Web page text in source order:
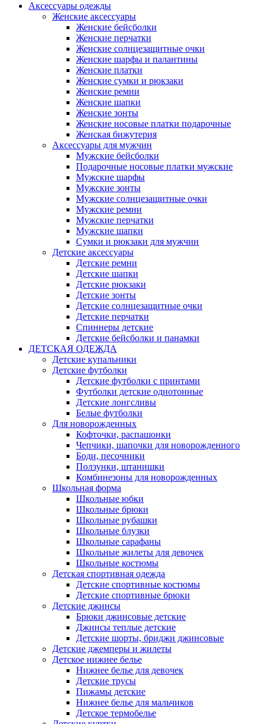
Аксессуары одежды
Женские аксессуары
Женские бейсболки
Женские перчатки
Женские солнцезащитные очки
Женские шарфы и палантины
Женские платки
Женские сумки и рюкзаки
Женские ремни
Женские шапки
Женские зонты
Женские носовые платки подарочные
Женская бижутерия
Аксессуары для мужчин
Мужские бейсболки
Подарочные носовые платки мужские
Мужские шарфы
Мужские зонты
Мужские солнцезащитные очки
Мужские ремни
Мужские перчатки
Мужские шапки
Сумки и рюкзаки для мужчин
Детские аксессуары
Детские ремни
Детские шапки
Детские рюкзаки
Детские зонты
Детские солнцезащитные очки
Детские перчатки
Спиннеры детские
Детские бейсболки и панамки
ДЕТСКАЯ ОДЕЖДА
Детские купальники
Детские футболки
Детские футболки с принтами
Футболки детские однотонные
Детские лонгсливы
Белые футболки
Для новорожденных
Кофточки, распашонки
Чепчики, шапочки для новорожденного
Боди, песочники
Ползунки, штанишки
Комбинезоны для новорожденных
Школьная форма
Школьные юбки
Школьные брюки
Школьные рубашки
Школьные блузки
Школьные сарафаны
Школьные жилеты для девочек
Школьные костюмы
Детская спортивная одежда
Детские спортивные костюмы
Детские спортивные брюки
Детские джинсы
Брюки джинсовые детские
Джинсы теплые детские
Детские шорты, бриджи джинсовые
Детские джемперы и жилеты
Детское нижнее белье
Нижнее белье для девочек
Детские трусы
Пижамы детские
Нижнее белье для мальчиков
Детское термобелье